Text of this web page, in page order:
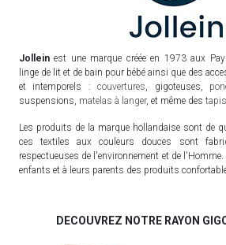
Jolleinest une marque créée en 1973 aux
linge de lit et de bain pour bébé ainsi que des
et intemporels :couvertures, gigoteuses,
suspensions, matelas à langer, et même des
Les produits de la marque hollandaise sont de
ces textiles aux couleurs douces sont
respectueuses de l'environnement et de
enfants et à leurs parents des produits
DECOUVREZ NOTRE RAYON